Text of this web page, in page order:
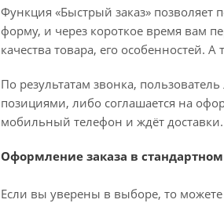
Функция «Быстрый заказ» позволяет
форму, и через короткое время вам
качества товара, его особенностей.
По результатам звонка,
позициями, либо соглашается на
мобильный телефон и ждёт доставки.
Оформление заказа в
Если вы уверены в выборе, то